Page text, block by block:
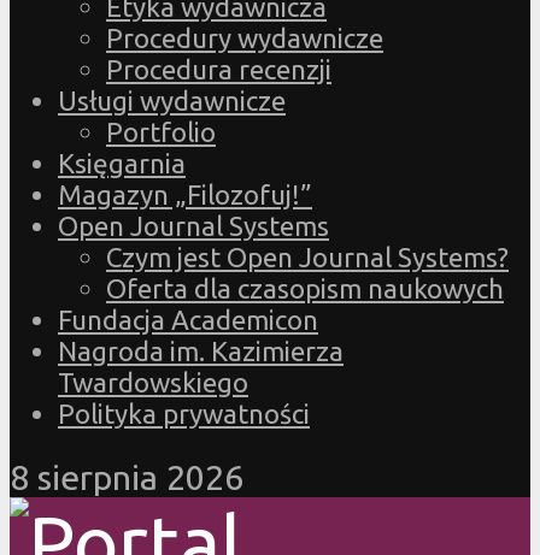
Etyka wydawnicza
Procedury wydawnicze
Procedura recenzji
Usługi wydawnicze
Portfolio
Księgarnia
Magazyn „Filozofuj!”
Open Journal Systems
Czym jest Open Journal Systems?
Oferta dla czasopism naukowych
Fundacja Academicon
Nagroda im. Kazimierza
Twardowskiego
Polityka prywatności
8 sierpnia 2026